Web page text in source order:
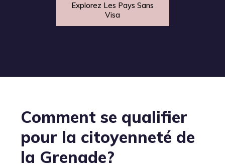
Explorez Les Pays Sans
Visa
Comment se qualifier
pour la citoyenneté de
la Grenade?